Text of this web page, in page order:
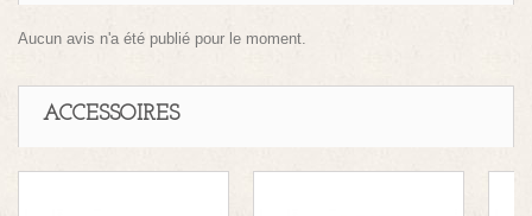
Aucun avis n'a été publié pour le moment.
ACCESSOIRES